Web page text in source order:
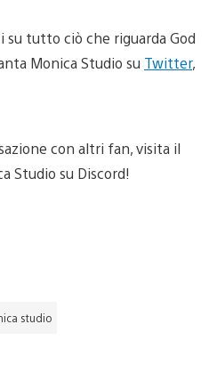
tutto ciò che riguarda God
Monica Studio su Twitter,
con altri fan, visita il
Studio su Discord!
studio